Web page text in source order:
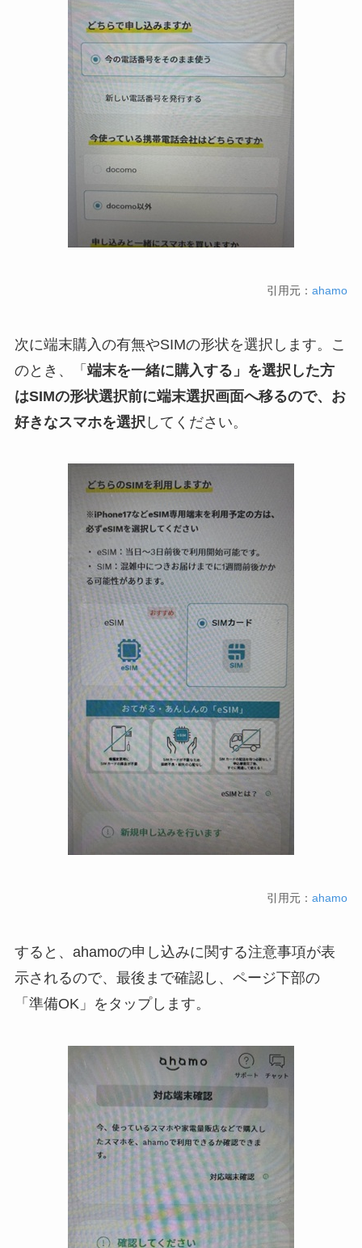
引用元：ahamo
次に端末購入の有無やSIMの形状を選択します。こ
のとき、「 端末を一緒に購入する」を選択した方
はSIMの形状選択前に端末選択画面へ移るので、お
好きなスマホを選択 してください。
引用元：ahamo
すると、ahamoの申し込みに関する注意事項が表
示されるので、最後まで確認し、ページ下部の
「準備OK」をタップします。